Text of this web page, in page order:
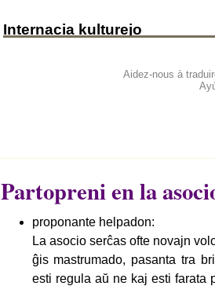
Internacia kulturejo
Aidez-nous à
Partopreni en la
proponante helpadon:
La asocio serĉas ofte novajn
ĝis mastrumado, pasanta tra
esti regula aŭ ne kaj esti farata